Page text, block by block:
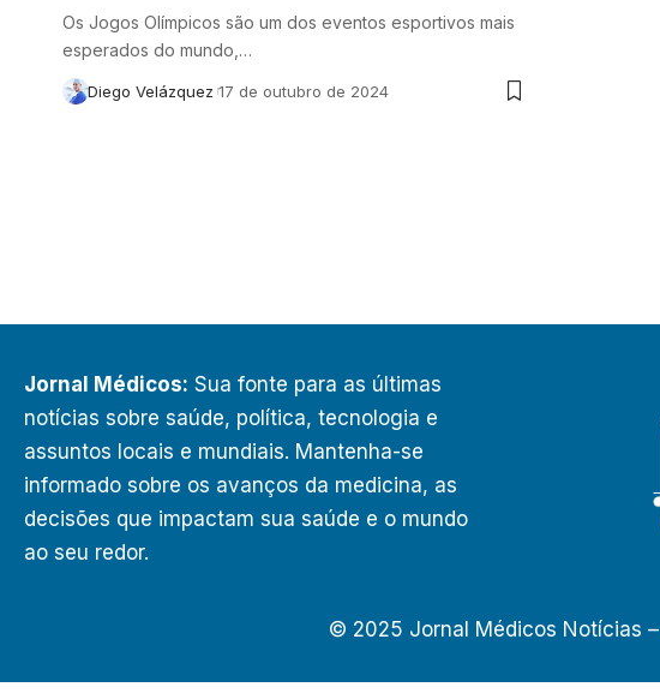
Os Jogos Olímpicos são um dos eventos esportivos mais
esperados do mundo,…
Diego Velázquez 17 de outubro de 2024
Jornal Médicos: Sua fonte para as últimas
notícias sobre saúde, política, tecnologia e
assuntos locais e mundiais. Mantenha-se
informado sobre os avanços da medicina, as
decisões que impactam sua saúde e o mundo
ao seu redor.
© 2025 Jornal Médicos Notícias –